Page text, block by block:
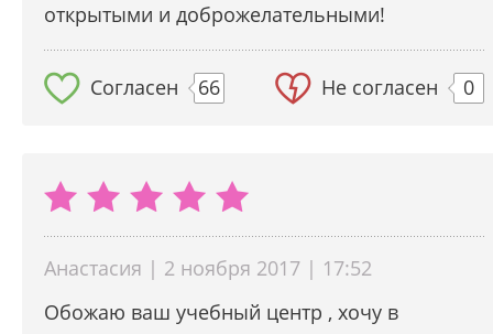
открытыми и доброжелательными!
Согласен 66 Не согласен 0
Анастасия | 2 ноября 2017 | 17:52
Обожаю ваш учебный центр , хочу в